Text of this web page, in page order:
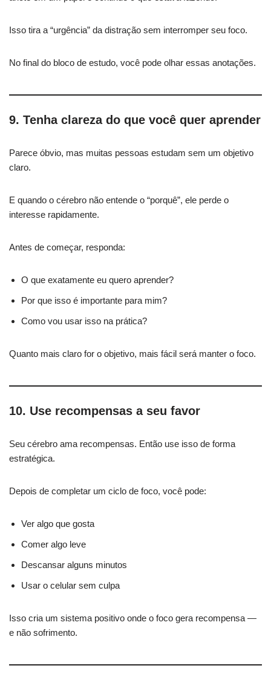
Isso tira a “urgência” da distração sem interromper seu foco.
No final do bloco de estudo, você pode olhar essas anotações.
9. Tenha clareza do que você quer aprender
Parece óbvio, mas muitas pessoas estudam sem um objetivo
claro.
E quando o cérebro não entende o “porquê”, ele perde o
interesse rapidamente.
Antes de começar, responda:
O que exatamente eu quero aprender?
Por que isso é importante para mim?
Como vou usar isso na prática?
Quanto mais claro for o objetivo, mais fácil será manter o foco.
10. Use recompensas a seu favor
Seu cérebro ama recompensas. Então use isso de forma
estratégica.
Depois de completar um ciclo de foco, você pode:
Ver algo que gosta
Comer algo leve
Descansar alguns minutos
Usar o celular sem culpa
Isso cria um sistema positivo onde o foco gera recompensa —
e não sofrimento.